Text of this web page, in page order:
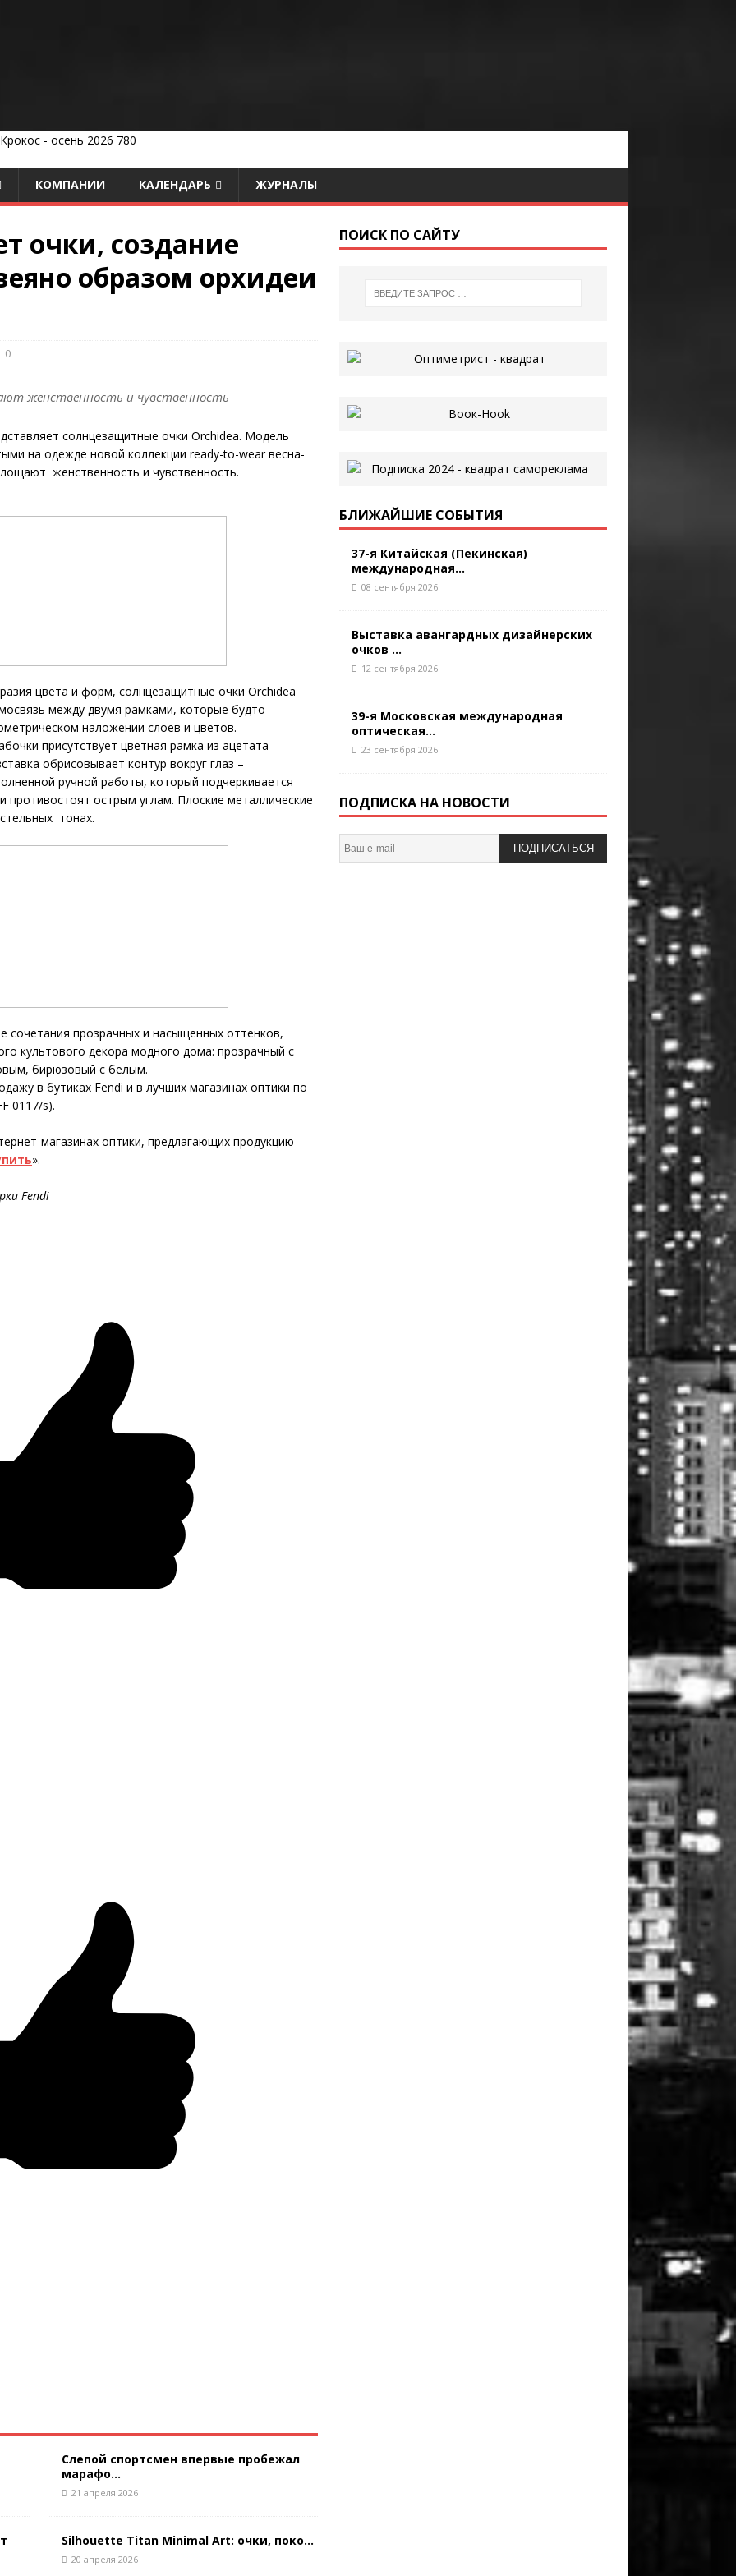
КОМПАНИИ КАЛЕНДАРЬ ЖУРНАЛЫ
очки, создание
образом орхидеи
0
женственность и чувственность
солнцезащитные очки Orchidea. Модель
на одежде новой коллекции ready-to-wear весна-
женственность и чувственность.
цвета и форм, солнцезащитные очки Orchidea
между двумя рамками, которые будто
наложении слоев и цветов.
присутствует цветная рамка из ацетата
обрисовывает контур вокруг глаз –
ручной работы, который подчеркивается
противостоят острым углам. Плоские металлические
тонах.
сочетания прозрачных и насыщенных оттенков,
культового декора модного дома: прозрачный с
бирюзовый с белым.
в бутиках Fendi и в лучших магазинах оптики по
0117/s).
магазинах оптики, предлагающих продукцию
».
Fendi
Слепой спортсмен впервые пробежал
марафо...
21 апреля 2026
Silhouette Titan Minimal Art: очки, поко...
20 апреля 2026
ПОИСК ПО САЙТУ
БЛИЖАЙШИЕ СОБЫТИЯ
37-я Китайская (Пекинская)
международная...
08 сентября 2026
Выставка авангардных дизайнерских
очков ...
12 сентября 2026
39-я Московская международная
оптическая...
23 сентября 2026
ПОДПИСКА НА НОВОСТИ
ПОДПИСАТЬСЯ